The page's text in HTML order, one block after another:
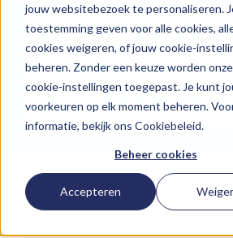
jouw websitebezoek te personaliseren.
toestemming geven voor alle cookies,
cookies weigeren, of jouw cookie-
beheren. Zonder een keuze worden
cookie-instellingen toegepast. Je kunt
voorkeuren op elk moment beheren.
informatie, bekijk ons Cookiebeleid.
Beheer cookies
Accepteren
Over Vitam
Nieuws
Contact
Werken bij
VITAM EN
BUNDELEN
STRIJD TEGEN CO2
2 jun 2022 | CO2-reductie